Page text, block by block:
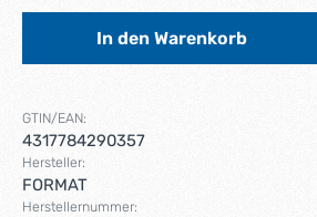
In den Warenkorb
GTIN/EAN:
4317784290357
Hersteller:
FORMAT
Herstellernummer: